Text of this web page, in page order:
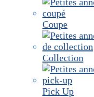
Coupe
Collection
Pick Up